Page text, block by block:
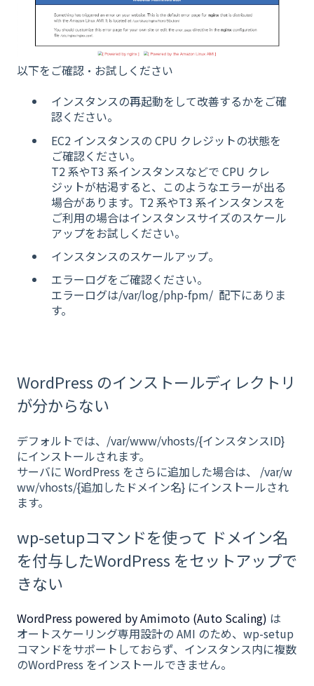
以下をご確認・お試しください
インスタンスの再起動をして改善するかをご確
認ください。
EC2 インスタンスの CPU クレジットの状態を
ご確認ください。
T2 系やT3 系インスタンスなどで CPU クレ
ジットが枯渇すると、このようなエラーが出る
場合があります。T2 系やT3 系インスタンスを
ご利用の場合はインスタンスサイズのスケール
アップをお試しください。
インスタンスのスケールアップ。
エラーログをご確認ください。
エラーログは/var/log/php-fpm/ 配下にありま
す。
WordPress のインストールディレクトリ
が分からない
デフォルトでは、/var/www/vhosts/{インスタンスID}
にインストールされます。
サーバに WordPress をさらに追加した場合は、 /var/w
ww/vhosts/{追加したドメイン名} にインストールされ
ます。
wp-setupコマンドを使って ドメイン名
を付与したWordPress をセットアップで
きない
WordPress powered by Amimoto (Auto Scaling) は
オートスケーリング専用設計の AMI のため、wp-setup
コマンドをサポートしておらず、インスタンス内に複数
のWordPress をインストールできません。